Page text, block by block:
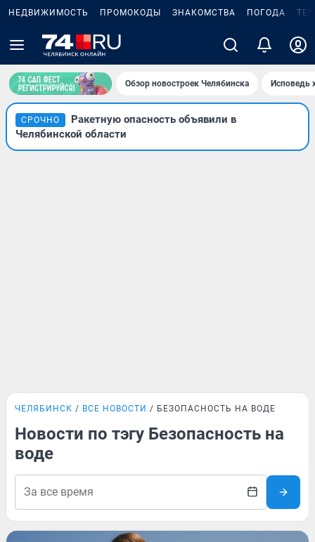
НЕДВИЖИМОСТЬ ПРОМОКОДЫ ЗНАКОМСТВА ПОГОДА
Обзор новостроек Челябинска Исповедь
СРОЧНО
Ракетную опасность объявили в
Челябинской области
ЧЕЛЯБИНСК ВСЕ НОВОСТИ БЕЗОПАСНОСТЬ НА ВОДЕ
Новости по тэгу Безопасность на
воде